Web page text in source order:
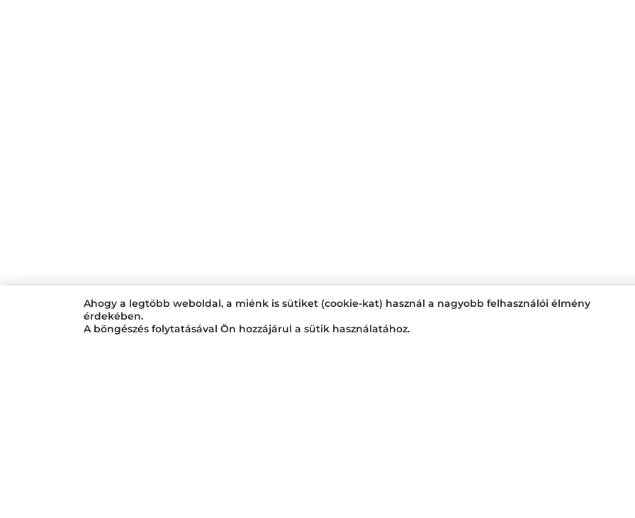
Ahogy a legtöbb weboldal, a miénk is sütiket (cookie-kat) használ a nagyobb felhasználói élmény
érdekében.
A böngészés folytatásával Ön hozzájárul a sütik használatához.